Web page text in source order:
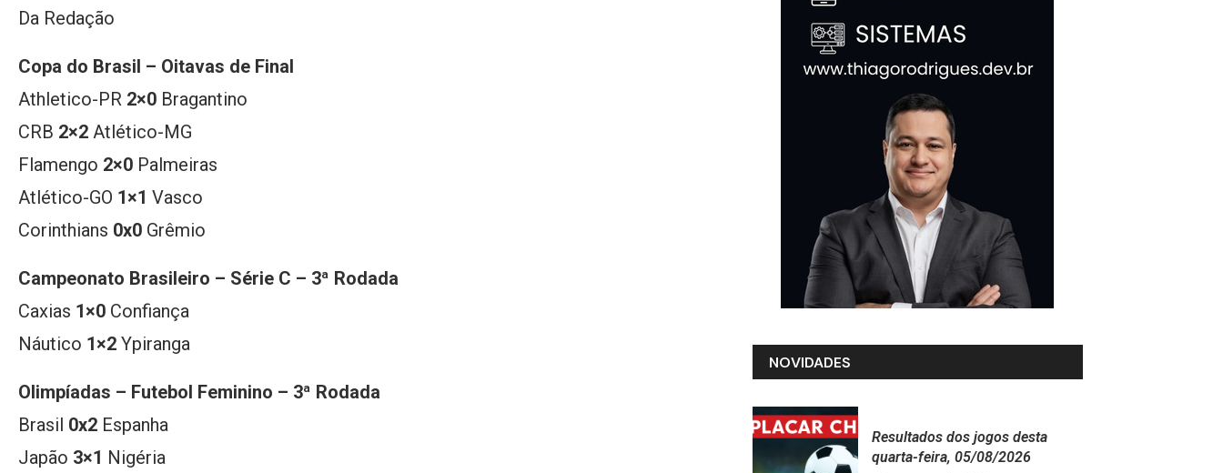
Da Redação
Copa do Brasil – Oitavas de Final
Athletico-PR 2×0 Bragantino
CRB 2×2 Atlético-MG
Flamengo 2×0 Palmeiras
Atlético-GO 1×1 Vasco
Corinthians 0x0 Grêmio
Campeonato Brasileiro – Série C – 3ª Rodada
Caxias 1×0 Confiança
Náutico 1×2 Ypiranga
Olimpíadas – Futebol Feminino – 3ª Rodada
Brasil 0x2 Espanha
Japão 3×1 Nigéria
NOVIDADES
Resultados dos jogos desta
quarta-feira, 05/08/2026